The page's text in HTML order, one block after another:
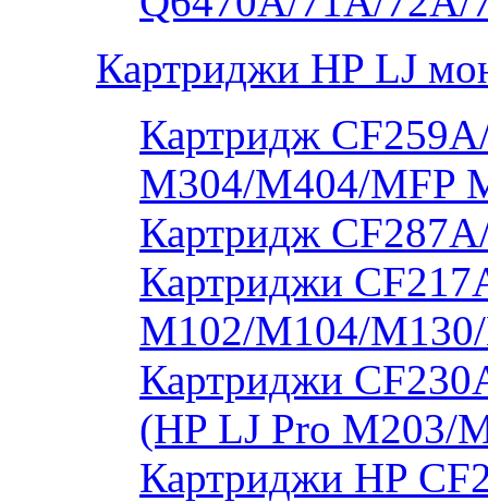
Картриджи HP LJ
Картридж
M304/M404/MFP
Картридж
Картриджи
M102/M104/
Картриджи
(HP LJ Pro M203/
Картриджи HP